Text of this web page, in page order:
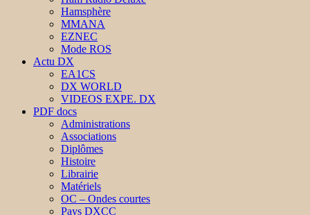
Hamsphère
MMANA
EZNEC
Mode ROS
Actu DX
EA1CS
DX WORLD
VIDEOS EXPE. DX
PDF docs
Administrations
Associations
Diplômes
Histoire
Librairie
Matériels
OC – Ondes courtes
Pays DXCC